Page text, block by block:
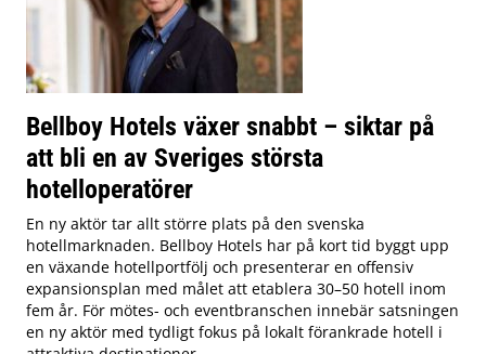
Bellboy Hotels växer snabbt – siktar på
att bli en av Sveriges största
hotelloperatörer
En ny aktör tar allt större plats på den svenska
hotellmarknaden. Bellboy Hotels har på kort tid byggt upp
en växande hotellportfölj och presenterar en offensiv
expansionsplan med målet att etablera 30–50 hotell inom
fem år. För mötes- och eventbranschen innebär satsningen
en ny aktör med tydligt fokus på lokalt förankrade hotell i